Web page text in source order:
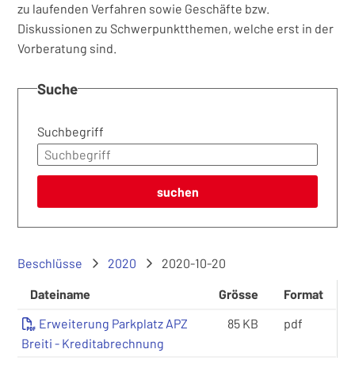
zu laufenden Verfahren sowie Geschäfte bzw.
Diskussionen zu Schwerpunktthemen, welche erst in der
Vorberatung sind.
Suche
Suchbegriff
suchen
Beschlüsse 2020 2020-10-20
Dateiname Grösse
Format
Erweiterung Parkplatz APZ
Breiti - Kreditabrechnung
85 KB pdf